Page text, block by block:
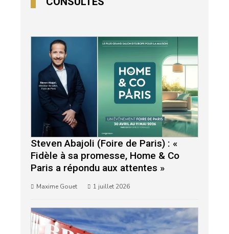
Steven Abajoli (Foire de Paris) : «
Fidèle à sa promesse, Home & Co
Paris a répondu aux attentes »
Maxime Gouet 1 juillet 2026